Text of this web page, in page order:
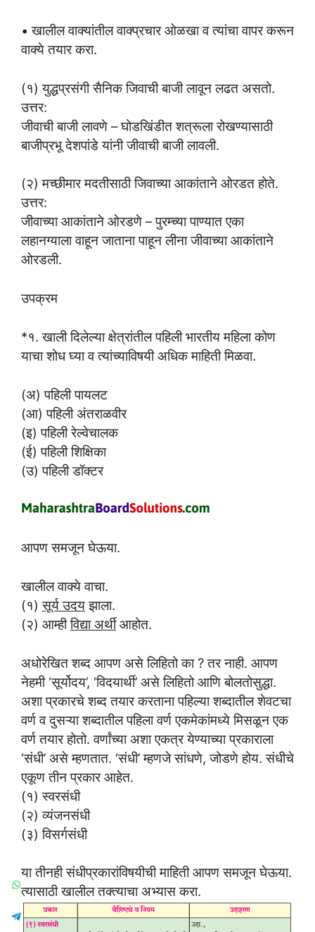
• खालील वाक्यांतील वाक्प्रचार ओळखा व त्यांचा वापर करून
वाक्ये तयार करा.
(१) युद्धप्रसंगी सैनिक जिवाची बाजी लावून लढत असतो.
उत्तर:
जीवाची बाजी लावणे – घोडखिंडीत शत्रूला रोखण्यासाठी
बाजीप्रभू देशपांडे यांनी जीवाची बाजी लावली.
(२) मच्छीमार मदतीसाठी जिवाच्या आकांताने ओरडत होते.
उत्तर:
जीवाच्या आकांताने ओरडणे – पुरम्च्या पाण्यात एका
लहानग्याला वाहून जाताना पाहून लीना जीवाच्या आकांताने
ओरडली.
उपक्रम
*१. खाली दिलेल्या क्षेत्रांतील पहिली भारतीय महिला कोण
याचा शोध घ्या व त्यांच्याविषयी अधिक माहिती मिळवा.
(अ) पहिली पायलट
(आ) पहिली अंतराळवीर
(इ) पहिली रेल्वेचालक
(ई) पहिली शिक्षिका
(उ) पहिली डॉक्टर
आपण समजून घेऊया.
खालील वाक्ये वाचा.
(१)सूर्य उदयझाला.
(२) आम्हीविद्या अर्थीआहोत.
अधोरेखित शब्द आपण असे लिहितो का ? तर नाही. आपण
नेहमी ‘सूर्योदय’, ‘विदयार्थी’ असे लिहितो आणि बोलतोसुद्धा.
अशा प्रकारचे शब्द तयार करताना पहिल्या शब्दातील शेवटचा
वर्ण व दुसऱ्या शब्दातील पहिला वर्ण एकमेकांमध्ये मिसळून एक
वर्ण तयार होतो. वर्णांच्या अशा एकत्र येण्याच्या प्रकाराला
‘संधी’ असे म्हणतात. ‘संधी’ म्हणजे सांधणे, जोडणे होय. संधीचे
एकूण तीन प्रकार आहेत.
(१) स्वरसंधी
(२) व्यंजनसंधी
(३) विसर्गसंधी
या तीनही संधीप्रकारांविषयीची माहिती आपण समजून घेऊया.
त्यासाठी खालील तक्त्याचा अभ्यास करा.